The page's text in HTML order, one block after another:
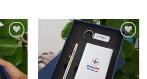
Add to
Wishlist
Add to
Wishlist